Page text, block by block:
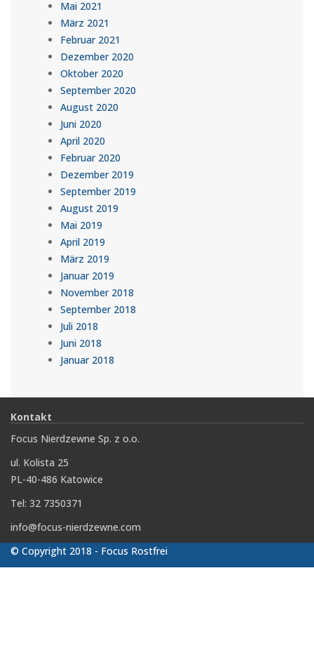
Mai 2021
März 2021
Februar 2021
Dezember 2020
Oktober 2020
September 2020
August 2020
Juni 2020
April 2020
Februar 2020
Dezember 2019
September 2019
August 2019
Mai 2019
April 2019
März 2019
Januar 2019
November 2018
September 2018
Juli 2018
Juni 2018
Januar 2018
Kontakt
Focus Nierdzewne Sp. z o.o.
ul. Kolista 25
PL-40-486 Katowice
Tel: 32 7350371
info@focus-nierdzewne.com
© Copyright 2018 - Focus Rostfrei